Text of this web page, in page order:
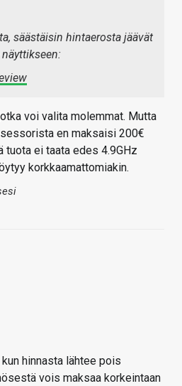
säästäisin hintaerosta jäävät
voi valita molemmat. Mutta
en maksaisi 200€
tuota ei taata edes 4.9GHz
korkkaamattomiakin.
hinnasta lähtee pois
vois maksaa korkeintaan